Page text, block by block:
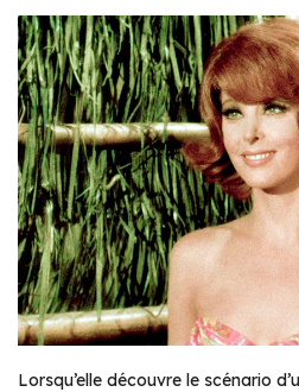
Lorsqu’elle découvre le scénario